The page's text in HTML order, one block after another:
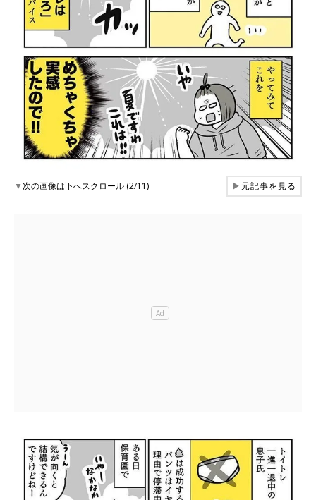
▼次の画像は下へスクロール (2/11) ▶元記事を見る